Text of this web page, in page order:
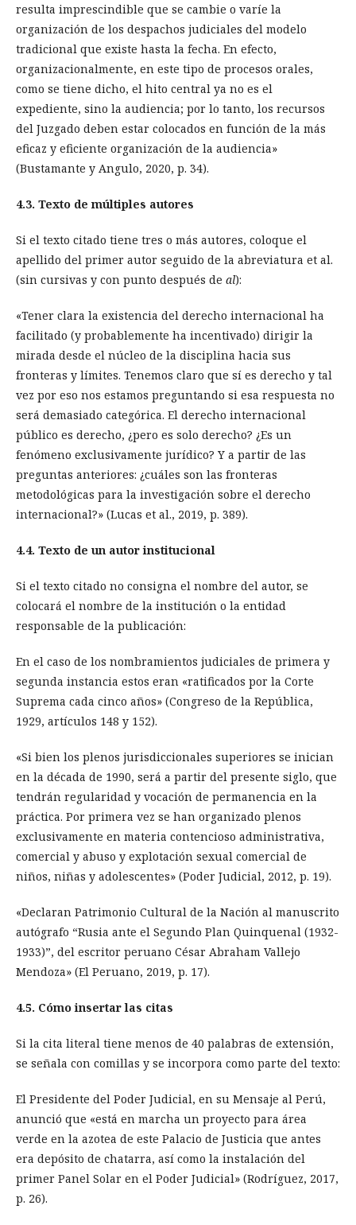
resulta imprescindible que se cambie o varíe la
organización de los despachos judiciales del modelo
tradicional que existe hasta la fecha. En efecto,
organizacionalmente, en este tipo de procesos orales,
como se tiene dicho, el hito central ya no es el
expediente, sino la audiencia; por lo tanto, los recursos
del Juzgado deben estar colocados en función de la más
eficaz y eficiente organización de la audiencia»
(Bustamante y Angulo, 2020, p. 34).
4.3. Texto de múltiples autores
Si el texto citado tiene tres o más autores, coloque el
apellido del primer autor seguido de la abreviatura et al.
(sin cursivas y con punto después de al):
«Tener clara la existencia del derecho internacional ha
facilitado (y probablemente ha incentivado) dirigir la
mirada desde el núcleo de la disciplina hacia sus
fronteras y límites. Tenemos claro que sí es derecho y tal
vez por eso nos estamos preguntando si esa respuesta no
será demasiado categórica. El derecho internacional
público es derecho, ¿pero es solo derecho? ¿Es un
fenómeno exclusivamente jurídico? Y a partir de las
preguntas anteriores: ¿cuáles son las fronteras
metodológicas para la investigación sobre el derecho
internacional?» (Lucas et al., 2019, p. 389).
4.4. Texto de un autor institucional
Si el texto citado no consigna el nombre del autor, se
colocará el nombre de la institución o la entidad
responsable de la publicación:
En el caso de los nombramientos judiciales de primera y
segunda instancia estos eran «ratificados por la Corte
Suprema cada cinco años» (Congreso de la República,
1929, artículos 148 y 152).
«Si bien los plenos jurisdiccionales superiores se inician
en la década de 1990, será a partir del presente siglo, que
tendrán regularidad y vocación de permanencia en la
práctica. Por primera vez se han organizado plenos
exclusivamente en materia contencioso administrativa,
comercial y abuso y explotación sexual comercial de
niños, niñas y adolescentes» (Poder Judicial, 2012, p. 19).
«Declaran Patrimonio Cultural de la Nación al manuscrito
autógrafo “Rusia ante el Segundo Plan Quinquenal (1932-
1933)”, del escritor peruano César Abraham Vallejo
Mendoza» (El Peruano, 2019, p. 17).
4.5. Cómo insertar las citas
Si la cita literal tiene menos de 40 palabras de extensión,
se señala con comillas y se incorpora como parte del texto:
El Presidente del Poder Judicial, en su Mensaje al Perú,
anunció que «está en marcha un proyecto para área
verde en la azotea de este Palacio de Justicia que antes
era depósito de chatarra, así como la instalación del
primer Panel Solar en el Poder Judicial» (Rodríguez, 2017,
p. 26).